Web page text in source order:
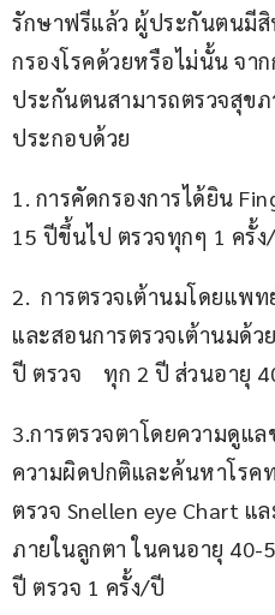
รักษาฟรีแล้ว ผู้ประกันตนมี
กรองโรคด้วยหรือไม่นั้น จา
ประกันตนสามารถตรวจสุข
ประกอบด้วย
1. การคัดกรองการได้ยิน
15 ปีขึ้นไป ตรวจทุกๆ 1 ครั้ง
2.  การตรวจเต้านมโดยแพ
และสอนการตรวจเต้านมด้ว
ปี ตรวจ    ทุก 2 ปี ส่วนอายุ
3.การตรวจตาโดยความดูแ
ความผิดปกติและค้นหาโรค
ตรวจ Snellen eye Chart แ
ภายในลูกตา ในคนอายุ 40-
ปี ตรวจ 1 ครั้ง/ปี